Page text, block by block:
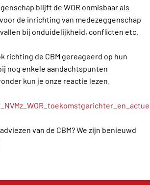
blijft de WOR onmisbaar als
de inrichting van medezeggenschap
bij onduidelijkheid, conflicten etc.
richting de CBM gereageerd op hun
nog enkele aandachtspunten
kun je onze reactie lezen.
van de CBM? We zijn benieuwd